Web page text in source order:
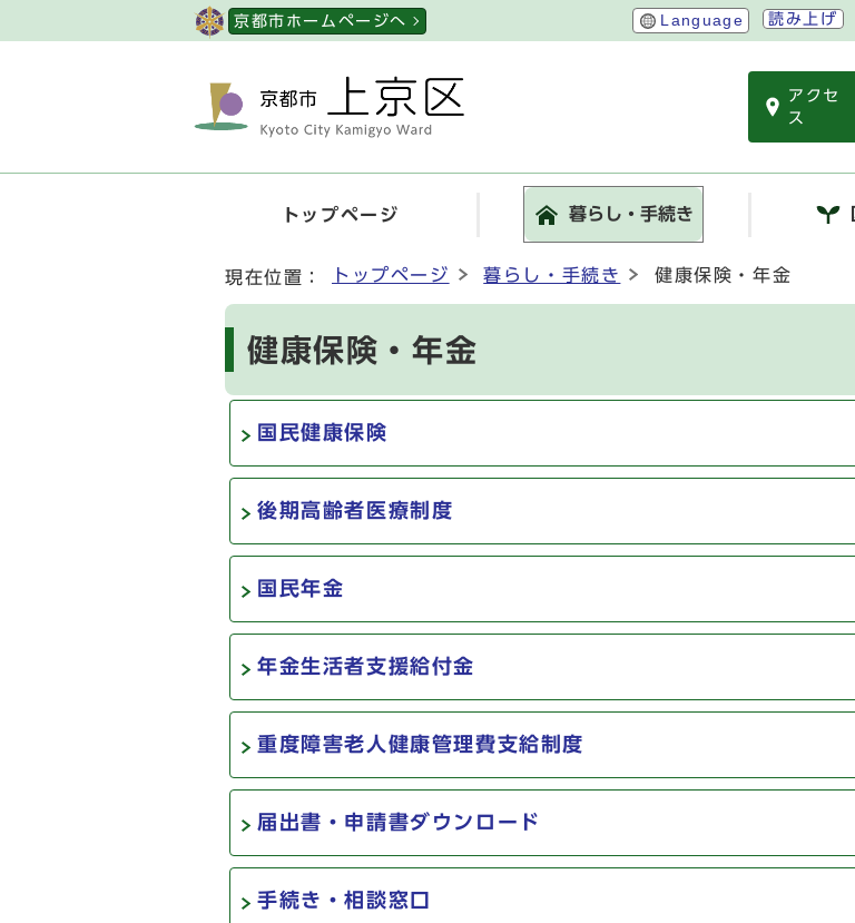
京都市ホームページへ Language 読み上げ
アクセ
ス
トップページ 暮らし・手続き
現在位置： トップページ 暮らし・手続き 健康保険・年金
健康保険・年金
国民健康保険
後期高齢者医療制度
国民年金
年金生活者支援給付金
重度障害老人健康管理費支給制度
届出書・申請書ダウンロード
手続き・相談窓口